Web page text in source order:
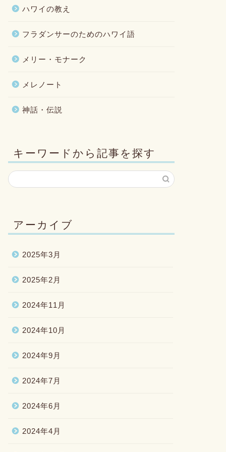
ハワイの教え
フラダンサーのためのハワイ語
メリー・モナーク
メレノート
神話・伝説
キーワードから記事を探す
アーカイブ
2025年3月
2025年2月
2024年11月
2024年10月
2024年9月
2024年7月
2024年6月
2024年4月